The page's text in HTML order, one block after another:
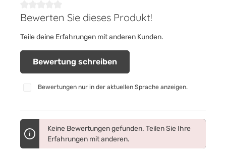
Durchschnittliche Bewertung von 0 von 5 Sternen
Bewerten Sie dieses Produkt!
Teile deine Erfahrungen mit anderen Kunden.
Bewertung schreiben
Bewertungen nur in der aktuellen Sprache anzeigen.
Keine Bewertungen gefunden. Teilen Sie Ihre
Erfahrungen mit anderen.